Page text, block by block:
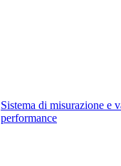
Sistema di misurazione e
performance